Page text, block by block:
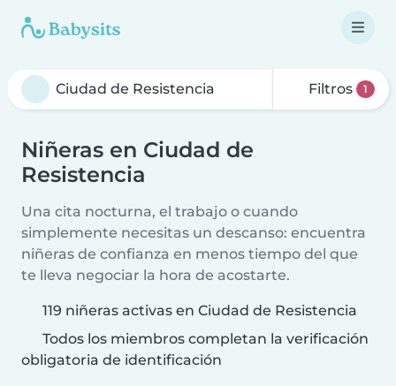
Filtros 1
Niñeras en Ciudad de
Resistencia
Una cita nocturna, el trabajo o cuando
simplemente necesitas un descanso: encuentra
niñeras de confianza en menos tiempo del que
te lleva negociar la hora de acostarte.
119 niñeras activas en Ciudad de Resistencia
Todos los miembros completan la verificación
obligatoria de identificación